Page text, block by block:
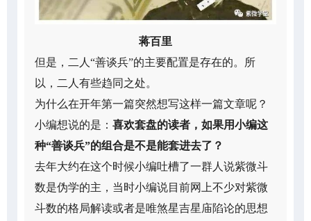
蒋百里
但是，二人“善谈兵”的主要配置是存在的。所
以，二人有些趋同之处。
为什么在开年第一篇突然想写这样一篇文章呢？
小编想说的是： 喜欢套盘的读者，如果用小编这
种“善谈兵”的组合是不是能套进去了？
去年大约在这个时候小编吐槽了一群人说紫微斗
数是伪学的主，当时小编说目前网上不少对紫微
斗数的格局解读或者是唯煞星吉星庙陷论的思想